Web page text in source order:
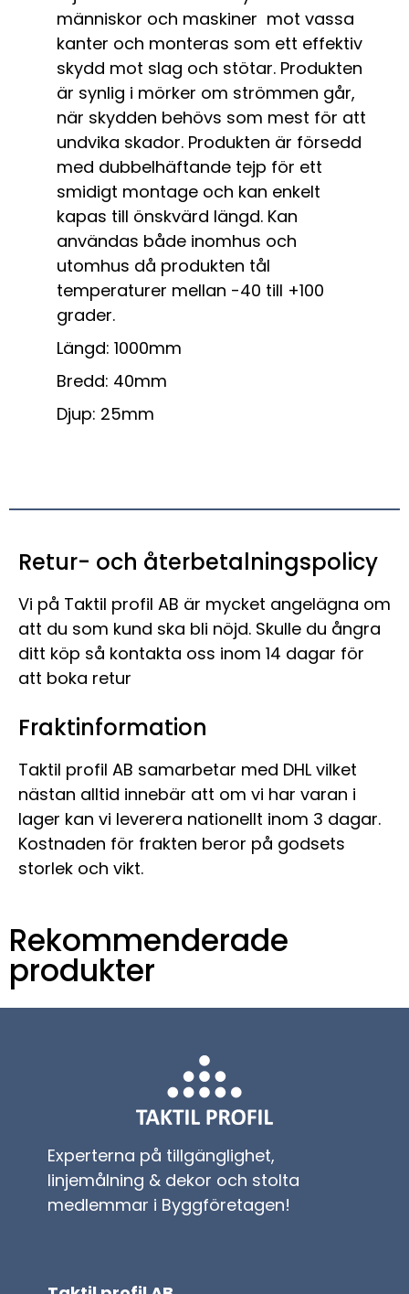
människor och maskiner mot vassa
kanter och monteras som ett effektiv
skydd mot slag och stötar. Produkten
är synlig i mörker om strömmen går,
när skydden behövs som mest för att
undvika skador. Produkten är försedd
med dubbelhäftande tejp för ett
smidigt montage och kan enkelt
kapas till önskvärd längd. Kan
användas både inomhus och
utomhus då produkten tål
temperaturer mellan -40 till +100
grader.
Längd: 1000mm
Bredd: 40mm
Djup: 25mm
Retur- och återbetalningspolicy
Vi på Taktil profil AB är mycket angelägna om
att du som kund ska bli nöjd. Skulle du ångra
ditt köp så kontakta oss inom 14 dagar för
att boka retur
Fraktinformation
Taktil profil AB samarbetar med DHL vilket
nästan alltid innebär att om vi har varan i
lager kan vi leverera nationellt inom 3 dagar.
Kostnaden för frakten beror på godsets
storlek och vikt.
Rekommenderade
produkter
Experterna på tillgänglighet,
linjemålning & dekor och stolta
medlemmar i Byggföretagen!